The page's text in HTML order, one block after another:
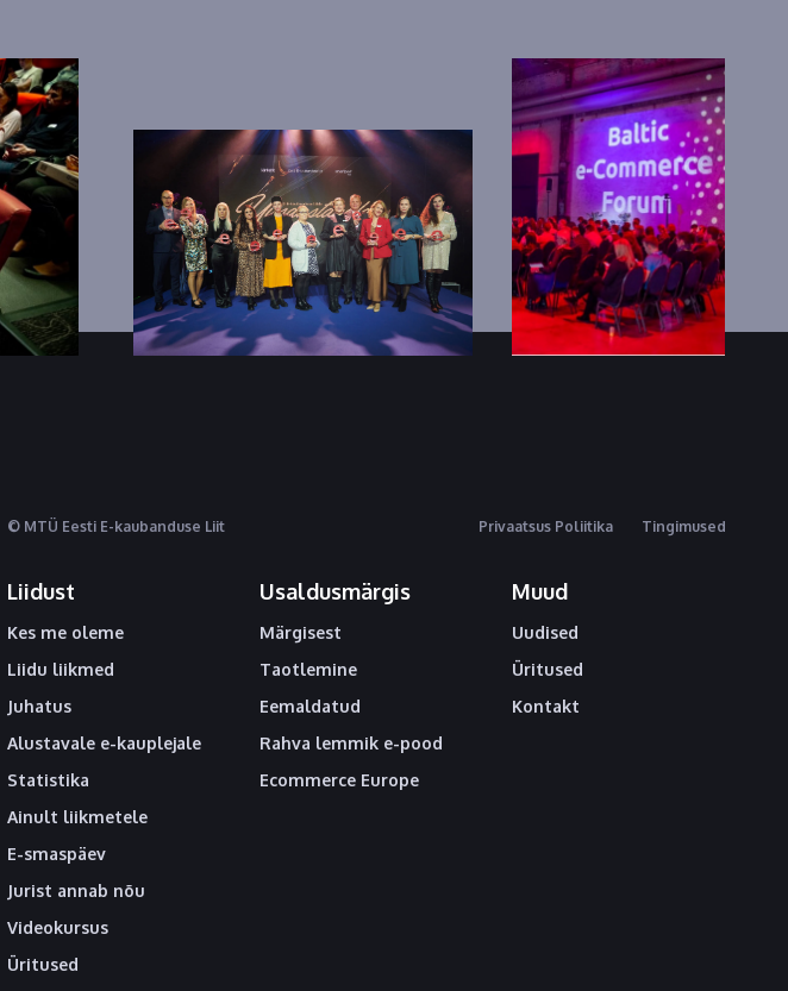
© MTÜ Eesti E-kaubanduse Liit Privaatsus Poliitika Tingimused
Liidust
Kes me oleme
Liidu liikmed
Juhatus
Alustavale e-kauplejale
Statistika
Ainult liikmetele
E-smaspäev
Jurist annab nõu
Videokursus
Üritused
Usaldusmärgis
Märgisest
Taotlemine
Eemaldatud
Rahva lemmik e-pood
Ecommerce Europe
Muud
Uudised
Üritused
Kontakt